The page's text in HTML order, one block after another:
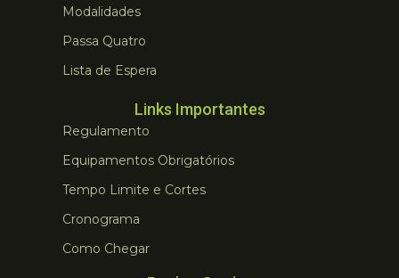
Modalidades
Passa Quatro
Lista de Espera
Links Importantes
Regulamento
Equipamentos Obrigatórios
Tempo Limite e Cortes
Cronograma
Como Chegar